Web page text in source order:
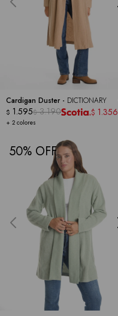
Cardigan Duster - DICTIONARY
+ 2 colores
$ 1.595$ 3.190 $ 1.356
50